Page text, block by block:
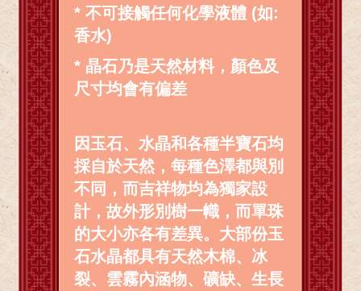
* 不可接觸任何化學液體 (如:
香水)
* 晶石乃是天然材料，顏色及
尺寸均會有偏差
因玉石、水晶和各種半寶石均
採自於天然，每種色澤都與別
不同，而吉祥物均為獨家設
計，故外形別樹一幟，而單珠
的大小亦各有差異。大部份玉
石水晶都具有天然木棉、冰
裂、雲霧內涵物、礦缺、生長